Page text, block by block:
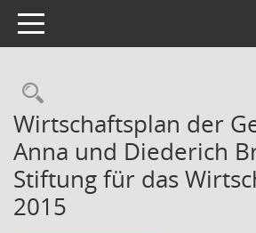
Toggle navigation
Rechercheauswahl
Wirtschaftsplan der
Anna und Diederich
Stiftung für das
2015